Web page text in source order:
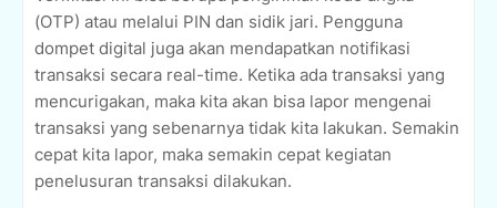
(OTP) atau melalui PIN dan sidik jari. Pengguna
dompet digital juga akan mendapatkan notifikasi
transaksi secara real-time. Ketika ada transaksi yang
mencurigakan, maka kita akan bisa lapor mengenai
transaksi yang sebenarnya tidak kita lakukan. Semakin
cepat kita lapor, maka semakin cepat kegiatan
penelusuran transaksi dilakukan.